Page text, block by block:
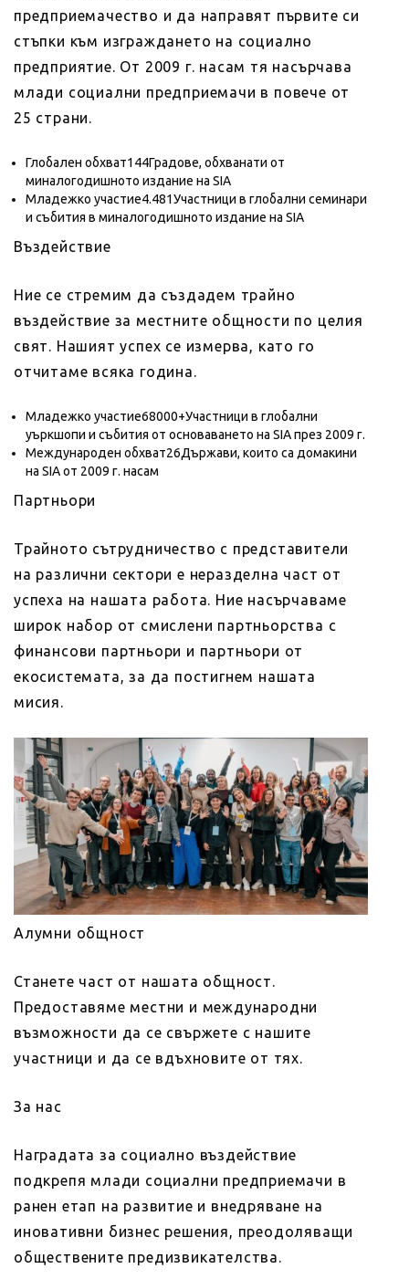
предприемачество и да направят първите си
стъпки към изграждането на социално
предприятие. От 2009 г. насам тя насърчава
млади социални предприемачи в повече от
25 страни.
Глобален обхват144Градове, обхванати от
миналогодишното издание на SIA
Младежко участие4.481Участници в глобални семинари
и събития в миналогодишното издание на SIA
Въздействие
Ние се стремим да създадем трайно
въздействие за местните общности по целия
свят. Нашият успех се измерва, като го
отчитаме всяка година.
Младежко участие68000+Участници в глобални
уъркшопи и събития от основаването на SIA през 2009 г.
Международен обхват26Държави, които са домакини
на SIA от 2009 г. насам
Партньори
Трайното сътрудничество с представители
на различни сектори е неразделна част от
успеха на нашата работа. Ние насърчаваме
широк набор от смислени партньорства с
финансови партньори и партньори от
екосистемата, за да постигнем нашата
мисия.
Алумни общност
Станете част от нашата общност.
Предоставяме местни и международни
възможности да се свържете с нашите
участници и да се вдъхновите от тях.
За нас
Наградата за социално въздействие
подкрепя млади социални предприемачи в
ранен етап на развитие и внедряване на
иновативни бизнес решения, преодоляващи
обществените предизвикателства.